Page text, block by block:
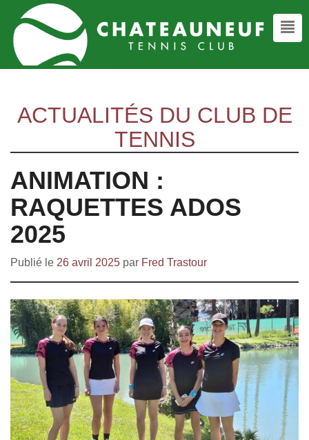
ACTUALITÉS DU CLUB DE
TENNIS
ANIMATION :
RAQUETTES ADOS
2025
Publié le 26 avril 2025 par Fred Trastour